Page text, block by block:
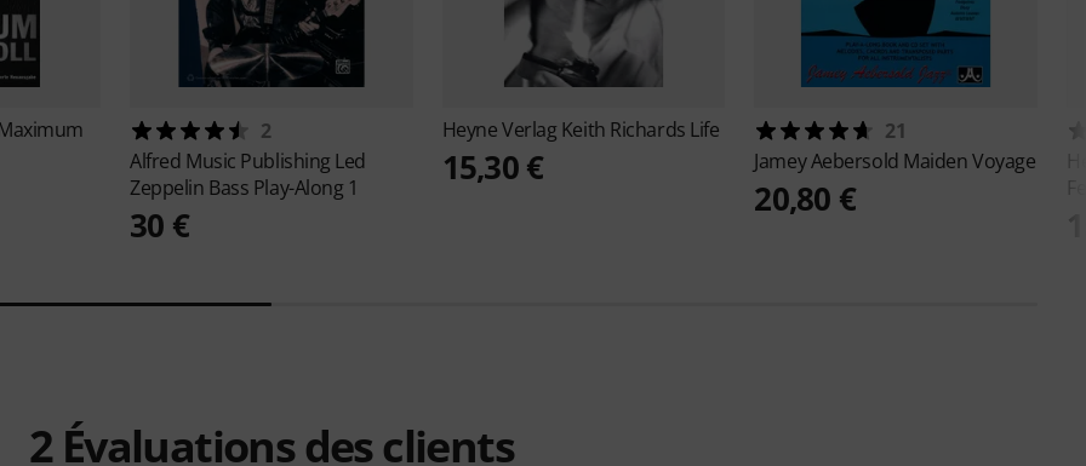
2
Alfred Music Publishing Led
Zeppelin Bass Play-Along 1
30 €
Heyne Verlag Keith Richards Life
15,30 €
21
Jamey Aebersold Maiden Voyage
20,80 €
2Évaluations des clients